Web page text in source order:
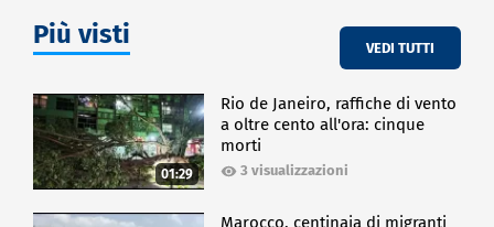
Più visti VEDI TUTTI
01:29
Rio de Janeiro, raffiche di vento
a oltre cento all'ora: cinque
morti
3 visualizzazioni
Marocco, centinaia di migranti